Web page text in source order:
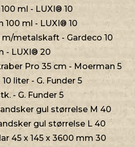
ml - LUXI® 10
100 ml - LUXI® 10
metalskaft - Gardeco 10
- LUXI® 20
Pro 35 cm - Moerman 5
liter - G. Funder 5
- G. Funder 5
gul størrelse M 40
gul størrelse L 40
45 x 145 x 3600 mm 30